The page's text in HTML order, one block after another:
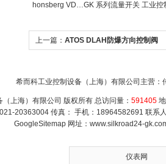
honsberg VD…GK 系列流量开关 工业控
上一篇： ATOS DLAH防爆方向控制阀
希而科工业控制设备（上海）有限公司主营：
上海）有限公司 版权所有 总访问量： 591405
20363004 传真： 手机：18964582691 联系
GoogleSitemap网址：www.silkroad24-
仪表网